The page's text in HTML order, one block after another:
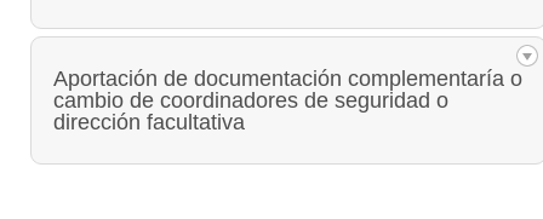
Aportación de documentación complementaría o
cambio de coordinadores de seguridad o
dirección facultativa